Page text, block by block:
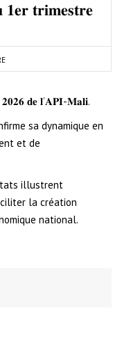
𝐭𝐫𝐢𝐦𝐞𝐬𝐭𝐫𝐞
𝐝𝐞 𝐥’𝐀𝐏𝐈-𝐌𝐚𝐥𝐢.
sa dynamique en
et de
illustrent
la création
national.